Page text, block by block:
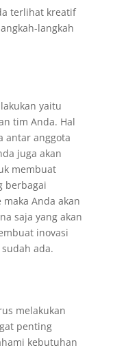
terlihat kreatif
langkah
yaitu
tim Anda. Hal
antar anggota
juga akan
membuat
berbagai
Anda akan
saja yang akan
inovasi
ada.
melakukan
penting
kebutuhan